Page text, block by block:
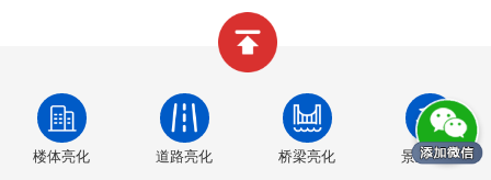
楼体亮化 道路亮化 桥梁亮化 景观亮化